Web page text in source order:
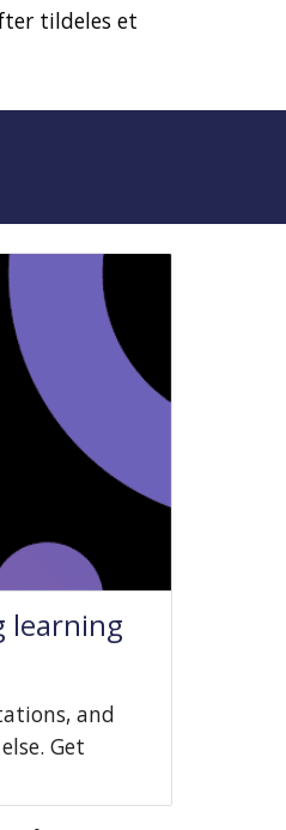
tildeles et
learning
and
Get